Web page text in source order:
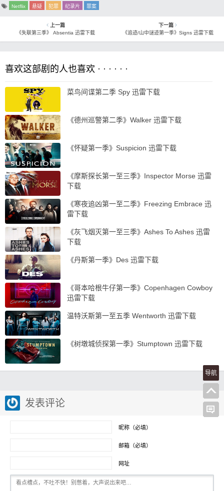
Netflix 悬疑 犯罪 纪录片 罪案
上一篇
《失联第三季》 Absentia 迅雷下载
下一篇
《追迹/山中谜迹第一季》Signs 迅雷下载
喜欢这部剧的人也喜欢 · · · · · ·
菜鸟间谍第二季 Spy 迅雷下载
《德州巡警第二季》Walker 迅雷下载
《怀疑第一季》Suspicion 迅雷下载
《摩斯探长第一至三季》Inspector Morse 迅雷
下载
《寒夜追凶第一至二季》Freezing Embrace 迅
雷下载
《灰飞烟灭第一至三季》Ashes To Ashes 迅雷
下载
《丹斯第一季》Des 迅雷下载
《哥本哈根牛仔第一季》Copenhagen Cowboy
迅雷下载
温特沃斯第一至五季 Wentworth 迅雷下载
《树墩城侦探第一季》Stumptown 迅雷下载
发表评论
昵称（必填）
邮箱（必填）
网址
导航